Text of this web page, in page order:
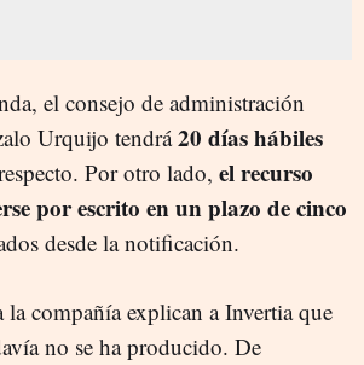
el consejo de administración
Urquijo tendrá20 días hábiles
Por otro lado, el recurso
por escrito en un plazo de cinco
desde la notificación.
la compañía explican a Invertia que
no se ha producido. De